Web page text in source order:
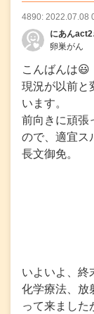
4890: 2022.07.08
にあんact2
卵巣がん
こんばんは😃
現況が以前と
います。
前向きに頑張
ので、適宜ス
長文御免。
いよいよ、終
化学療法、放
って来ました